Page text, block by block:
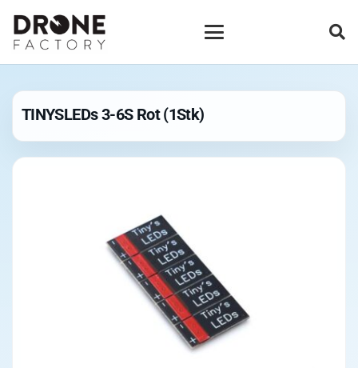
TINYSLEDs 3-6S Rot (1Stk)